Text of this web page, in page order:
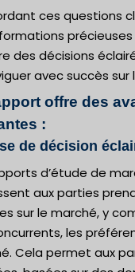
ces questions
des décisions
avec succès sur
offre des
:
de décision
d’étude de
aux parties
sur le marché, y
les
Cela permet aux